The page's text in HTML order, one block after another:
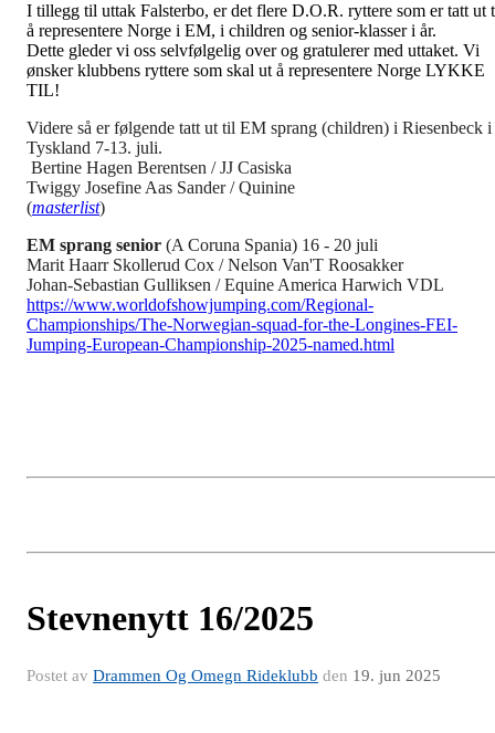
I tillegg til uttak Falsterbo, er det flere D.O.R. ryttere som er tatt ut
å representere Norge i EM, i children og senior-klasser i år.
Dette gleder vi oss selvfølgelig over og gratulerer med uttaket. Vi
ønsker klubbens ryttere som skal ut å representere Norge LYKKE
TIL!
Videre så er følgende tatt ut til EM sprang (children) i Riesenbeck i
Tyskland 7-13. juli.
Bertine Hagen Berentsen / JJ Casiska
Twiggy Josefine Aas Sander / Quinine
(masterlist)
EM sprang senior (A Coruna Spania) 16 - 20 juli
Marit Haarr Skollerud Cox / Nelson Van'T Roosakker
Johan-Sebastian Gulliksen / Equine America Harwich VDL
https://www.worldofshowjumping.com/Regional-
Championships/The-Norwegian-squad-for-the-Longines-FEI-
Jumping-European-Championship-2025-named.html
Stevnenytt 16/2025
Postet av Drammen Og Omegn Rideklubb den 19. jun 2025